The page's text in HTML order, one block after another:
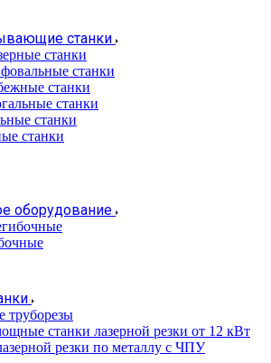
станки
станки
станки
станки
станки
станки
станки
оборудование
труборезы
станки лазерной резки от 12 кВт
резки по металлу с ЧПУ